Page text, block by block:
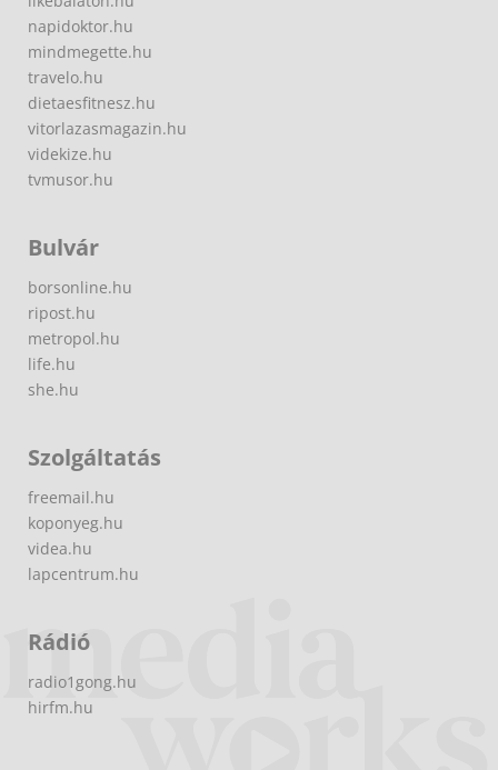
napidoktor.hu
mindmegette.hu
travelo.hu
dietaesfitnesz.hu
vitorlazasmagazin.hu
videkize.hu
tvmusor.hu
Bulvár
borsonline.hu
ripost.hu
metropol.hu
life.hu
she.hu
Szolgáltatás
freemail.hu
koponyeg.hu
videa.hu
lapcentrum.hu
Rádió
radio1gong.hu
hirfm.hu